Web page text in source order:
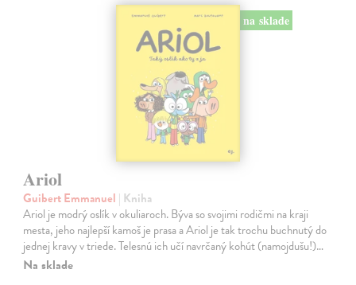
na sklade
Ariol
Guibert Emmanuel | Kniha
Ariol je modrý oslík v okuliaroch. Býva so svojimi rodičmi na kraji
mesta, jeho najlepší kamoš je prasa a Ariol je tak trochu buchnutý do
jednej kravy v triede. Telesnú ich učí navrčaný kohút (namojdušu!)…
Na sklade